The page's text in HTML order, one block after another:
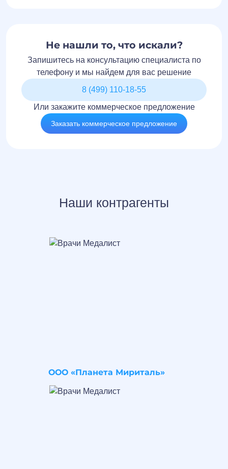
Не нашли то, что искали?
Запишитесь на консультацию специалиста по
телефону и мы найдем для вас решение
8 (499) 110-18-55
Или закажите коммерческое предложение
Заказать коммерческое предложение
Наши контрагенты
ООО «Планета Мириталь»